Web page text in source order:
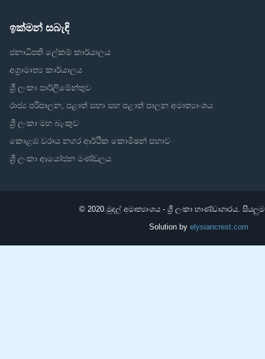
ඉක්මන් සබැඳි
ජනාධිපති ලේකම් කාර්යාලය
අග්‍රාමාත්‍ය කාර්යාලය
ශ්‍රී ලංකා පාර්ලිමේන්තුව
රාජ්‍ය පරිපාලන, පළාත් සභා සහ පළාත් පාලන අමාත්‍යාංශය
ශ්‍රී ලංකා මහ බැංකුව
කොළඹ වරාය නගර ආර්ථික කොමිෂන් සභාව
ශ්‍රී ලංකා ආයෝජන මණ්ඩලය
© 2020.මුදල් අමාත්‍යාංශය - ශ්‍රී ලංකා භාණ්ඩාගාරය.
Solution by elysiancrest.com